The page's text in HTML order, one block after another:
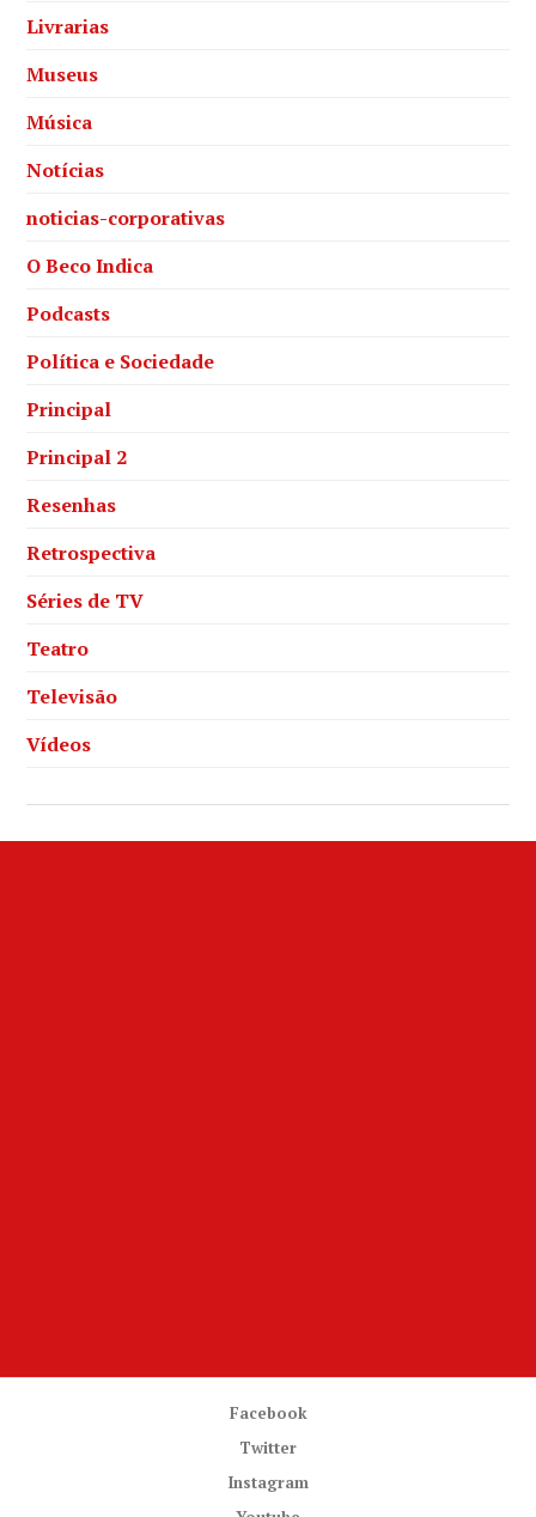
Livrarias
Museus
Música
Notícias
noticias-corporativas
O Beco Indica
Podcasts
Política e Sociedade
Principal
Principal 2
Resenhas
Retrospectiva
Séries de TV
Teatro
Televisão
Vídeos
Facebook
Twitter
Instagram